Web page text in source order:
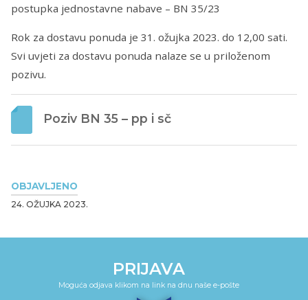
OBJAVLJENO
24. OŽUJKA 2023.
postupka jednostavne nabave – BN 35/23
Rok za dostavu ponuda je 31. ožujka 2023. do 12,00 sati.
Svi uvjeti za dostavu ponuda nalaze se u priloženom
pozivu.
Poziv BN 35 – pp i sč
PRIJAVA
Moguća odjava klikom na link na dnu naše e-pošte